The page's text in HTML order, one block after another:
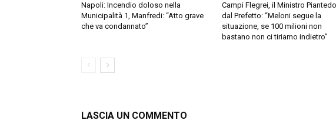
Napoli: Incendio doloso nella
Municipalità 1, Manfredi: “Atto grave
che va condannato”
Campi Flegrei, il Ministro
dal Prefetto: “Meloni segue la
situazione, se 100 milioni non
bastano non ci tiriamo indietro”
LASCIA UN COMMENTO